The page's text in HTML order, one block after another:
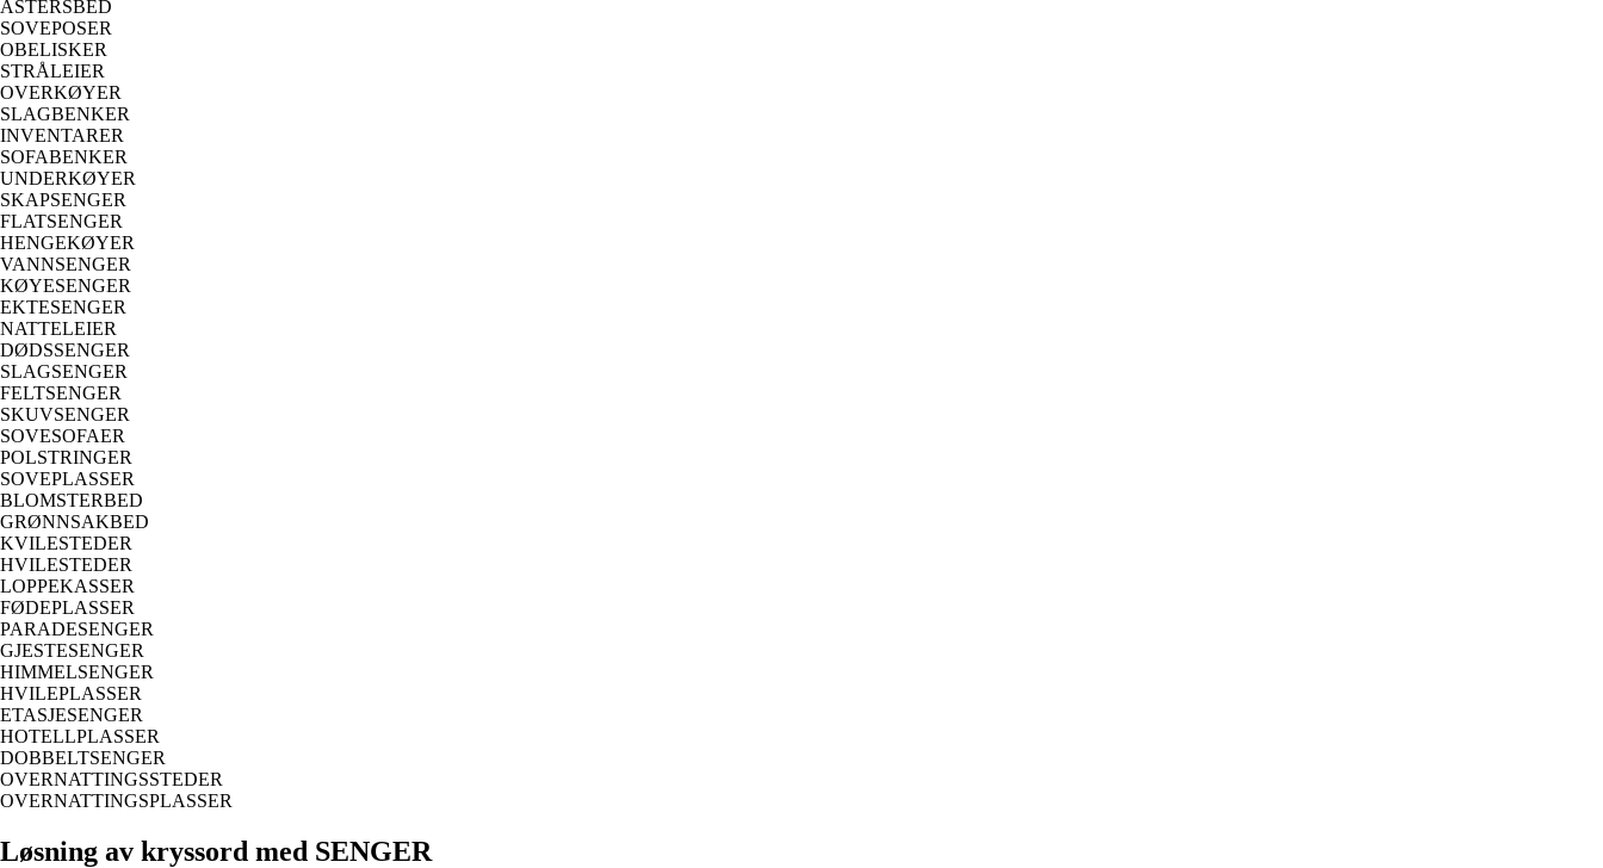
ASTERSBED
SOVEPOSER
OBELISKER
STRÅLEIER
OVERKØYER
SLAGBENKER
INVENTARER
SOFABENKER
UNDERKØYER
SKAPSENGER
FLATSENGER
HENGEKØYER
VANNSENGER
KØYESENGER
EKTESENGER
NATTELEIER
DØDSSENGER
SLAGSENGER
FELTSENGER
SKUVSENGER
SOVESOFAER
POLSTRINGER
SOVEPLASSER
BLOMSTERBED
GRØNNSAKBED
KVILESTEDER
HVILESTEDER
LOPPEKASSER
FØDEPLASSER
PARADESENGER
GJESTESENGER
HIMMELSENGER
HVILEPLASSER
ETASJESENGER
HOTELLPLASSER
DOBBELTSENGER
OVERNATTINGSSTEDER
OVERNATTINGSPLASSER
Løsning av kryssord med SENGER